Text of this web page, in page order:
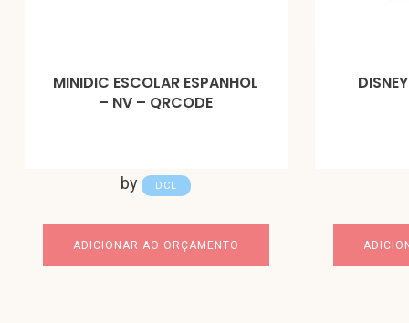
MINIDIC ESCOLAR ESPANHOL
– NV – QRCODE
by DCL
ADICIONAR AO ORÇAMENTO